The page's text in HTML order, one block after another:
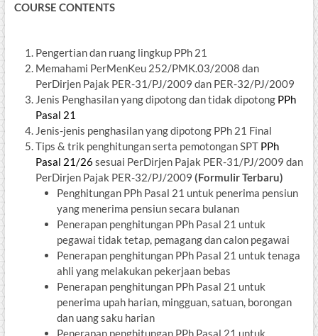
COURSE CONTENTS
Pengertian dan ruang lingkup PPh 21
Memahami PerMenKeu 252/PMK.03/2008 dan
PerDirjen Pajak PER-31/PJ/2009 dan PER-32/PJ/2009
Jenis Penghasilan yang dipotong dan tidak dipotong PPh
Pasal 21
Jenis-jenis penghasilan yang dipotong PPh 21 Final
Tips & trik penghitungan serta pemotongan SPT PPh
Pasal 21/26 sesuai PerDirjen Pajak PER-31/PJ/2009 dan
PerDirjen Pajak PER-32/PJ/2009 (Formulir Terbaru)
Penghitungan PPh Pasal 21 untuk penerima pensiun
yang menerima pensiun secara bulanan
Penerapan penghitungan PPh Pasal 21 untuk
pegawai tidak tetap, pemagang dan calon pegawai
Penerapan penghitungan PPh Pasal 21 untuk tenaga
ahli yang melakukan pekerjaan bebas
Penerapan penghitungan PPh Pasal 21 untuk
penerima upah harian, mingguan, satuan, borongan
dan uang saku harian
Penerapan penghitungan PPh Pasal 21 untuk